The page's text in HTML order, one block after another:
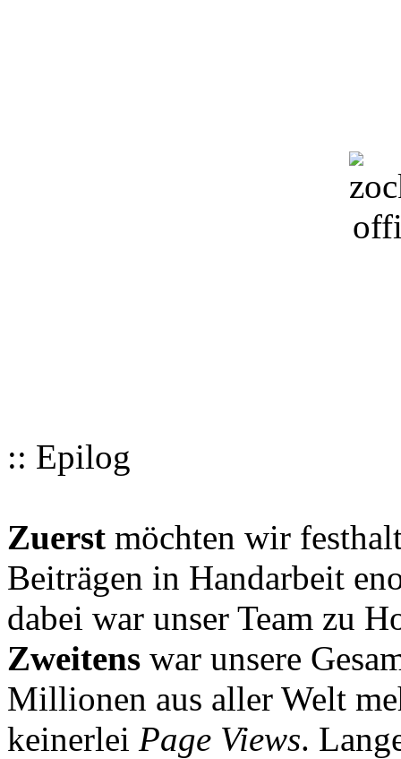
:: Epilog
Zuerst möchten wir
Beiträgen in Handarbeit
dabei war unser Team zu
Zweitens war unsere
Millionen aus aller Welt
keinerlei Page Views.